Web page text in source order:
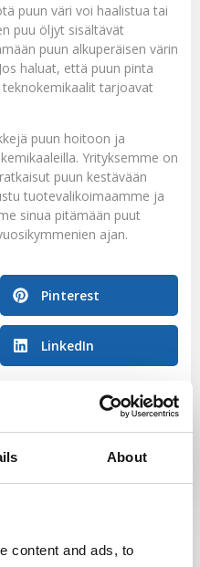
About
content and ads, to
puun väri voi haalistua tai
puu öljyt sisältävät
puun alkuperäisen värin
haluat, että puun pinta
tarjoavat
puun hoitoon ja
Yrityksemme on
puun kestävään
tuotevalikoimaamme ja
sinua pitämään puut
ajan.
Pinterest
LinkedIn